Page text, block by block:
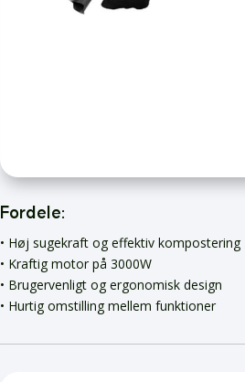
Fordele:
• Høj sugekraft og effektiv kompostering
• Kraftig motor på 3000W
• Brugervenligt og ergonomisk design
• Hurtig omstilling mellem funktioner